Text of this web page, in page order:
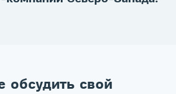
обсудить свой